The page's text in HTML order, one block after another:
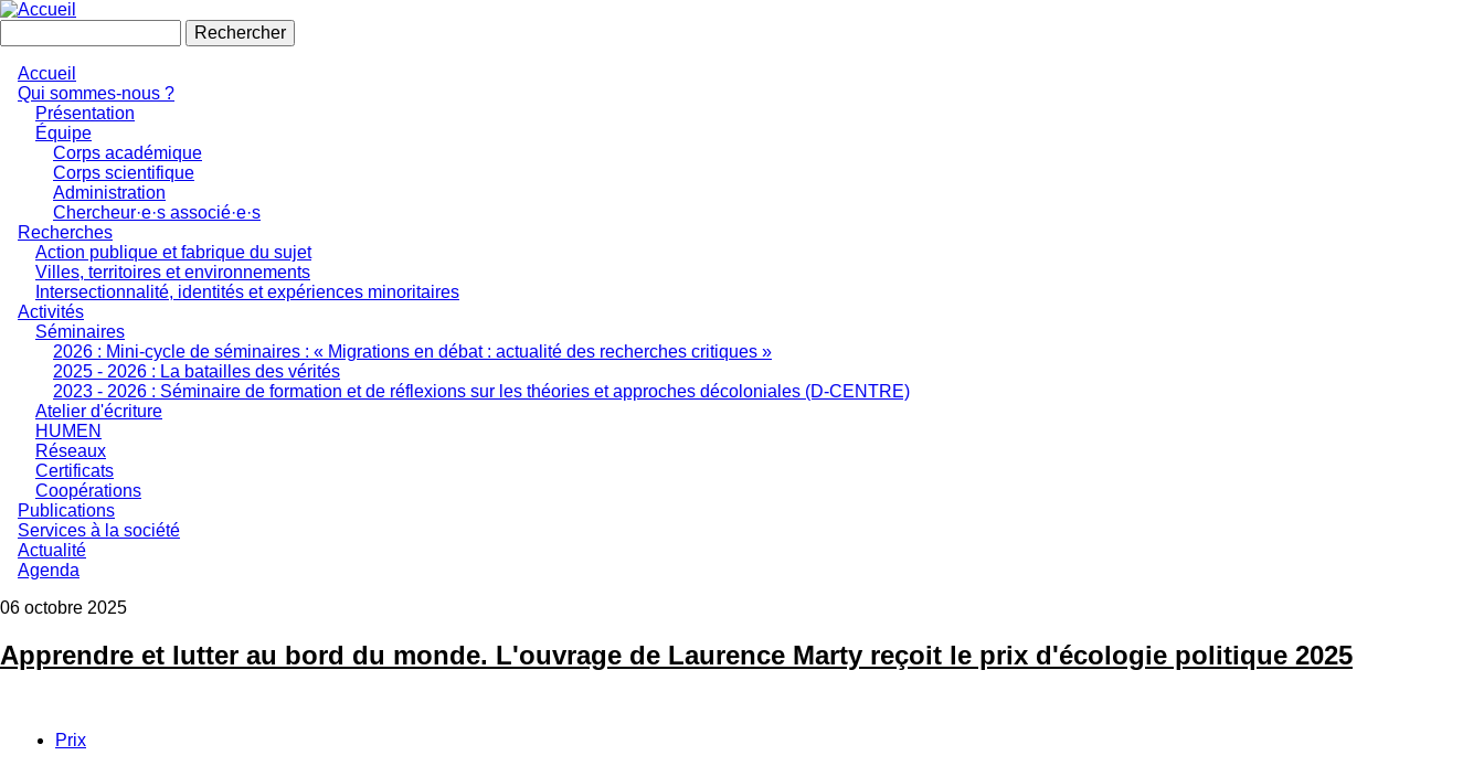
Aller
contenu
principal
Navigation
principale
Accueil
Qui sommes-nous ?
Présentation
Équipe
Corps académique
Corps scientifique
Administration
Chercheur·e·s associé·e·s
Recherches
Action publique et fabrique du sujet
Villes, territoires et environnements
Intersectionnalité, identités et expériences minoritaires
Activités
Séminaires
2026 : Mini-cycle de séminaires : « Migrations en débat : actualité des recherches critiques »
2025 - 2026 : La batailles des vérités
2023 - 2026 : Séminaire de formation et de réflexions sur les théories et approches décoloniales (D-CENTRE)
Atelier d'écriture
HUMEN
Réseaux
Certificats
Coopérations
Publications
Services à la société
Actualité
Agenda
06 octobre 2025
Apprendre et lutter au bord du monde. L'ouvrage de Laurence Marty reçoit le prix d'écologie politique 2025
Prix